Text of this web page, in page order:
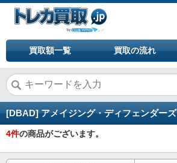
買取額一覧 買取の流れ
[DBAD] アメイジング・ディフェンダーズ
4件の商品がございます。